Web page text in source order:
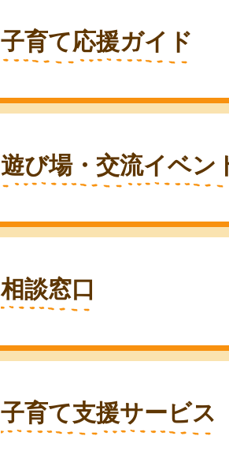
子育て応援ガイド
遊び場・交流イベン
相談窓口
子育て支援サービス